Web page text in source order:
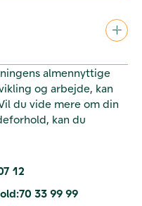
almennyttige
og arbejde, kan
du vide mere om din
kan du
12
70 33 99 99